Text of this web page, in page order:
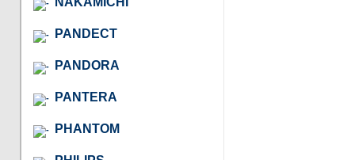
PANDECT
PANDORA
PANTERA
PHANTOM